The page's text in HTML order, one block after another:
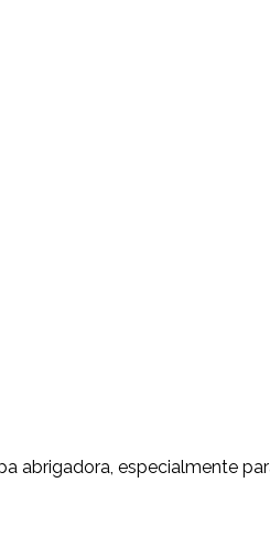
abrigadora, especialmente